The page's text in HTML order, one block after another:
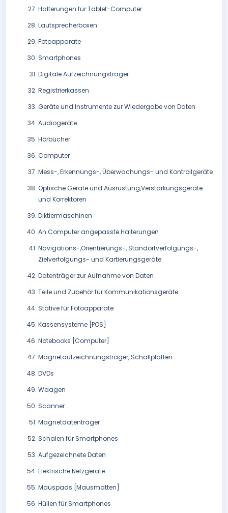
Halterungen für Tablet-Computer
Lautsprecherboxen
Fotoapparate
Smartphones
Digitale Aufzeichnungsträger
Registrierkassen
Geräte und Instrumente zur Wiedergabe von Daten
Audiogeräte
Hörbücher
Computer
Mess-, Erkennungs-, Überwachungs- und Kontrollgeräte
Optische Geräte und Ausrüstung,Verstärkungsgeräte
und Korrektoren
Diktiermaschinen
An Computer angepasste Halterungen
Navigations-,Orientierungs-, Standortverfolgungs-,
Zielverfolgungs- und Kartierungsgeräte
Datenträger zur Aufnahme von Daten
Teile und Zubehör für Kommunikationsgeräte
Stative für Fotoapparate
Kassensysteme [POS]
Notebooks [Computer]
Magnetaufzeichnungsträger, Schallplatten
DVDs
Waagen
Scanner
Magnetdatenträger
Schalen für Smartphones
Aufgezeichnete Daten
Elektrische Netzgeräte
Mauspads [Mausmatten]
Hüllen für Smartphones